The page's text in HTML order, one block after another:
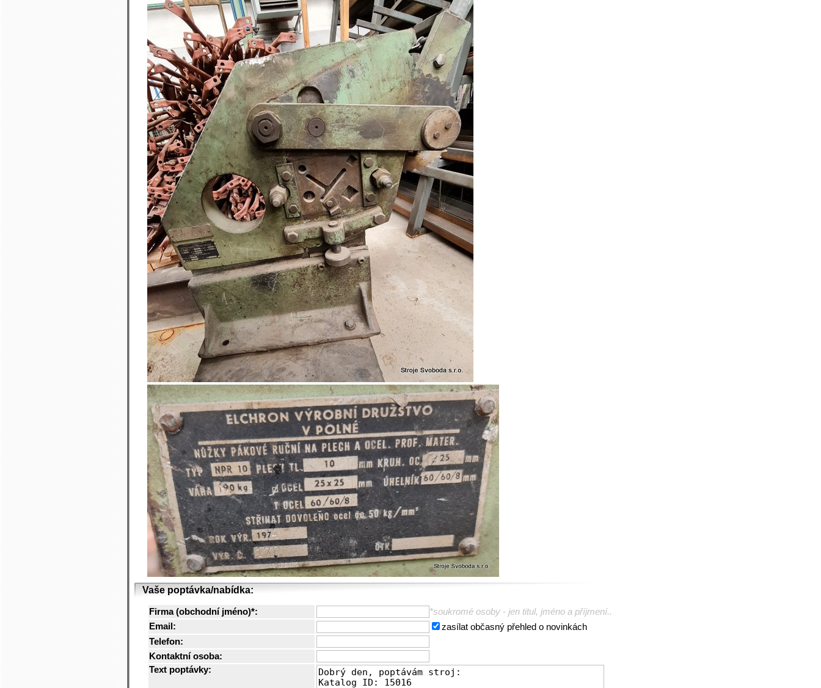
Vaše poptávka/nabídka:
Firma (obchodní jméno)*:
*soukromé osoby - jen titul, jméno a příjmení..
Email:
zasílat občasný přehled o novinkách
Telefon:
Kontaktní osoba:
Text poptávky: